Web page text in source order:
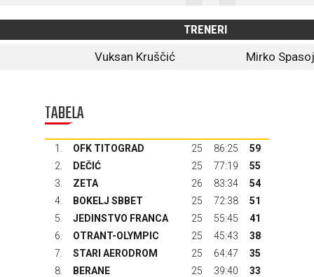
TRENERI
Vuksan Kruščić
Mirko
TABELA
1. OFK TITOGRAD 25 86:25
59
2.
DEČIĆ 25 77:19
55
3.
ZETA 26 83:34
54
4.
BOKELJ SBBET 25 72:38
51
5.
JEDINSTVO FRANCA 25 55:45
41
6.
OTRANT-OLYMPIC 25 45:43
38
7.
STARI AERODROM 25 64:47
35
8.
BERANE 25 39:40
33